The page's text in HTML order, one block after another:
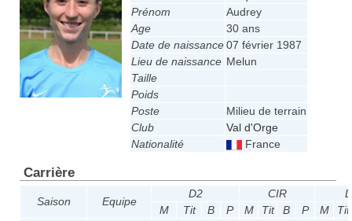
Prénom
Audrey
Age
30 ans
Date de naissance 07 février 1987
Lieu de naissance Melun
Taille
Poids
Poste
Milieu de terrain
Club
Val d'Orge
Nationalité
France
Carrière
Saison Equipe
D2 CIR
M
Tit B P M Tit B P M
Tit